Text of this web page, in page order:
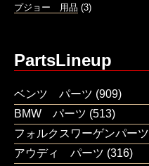
プジョー 用品 (3)
PartsLineup
ベンツ パーツ (909)
BMW パーツ (513)
フォルクスワーゲンパーツ
アウディ パーツ (316)